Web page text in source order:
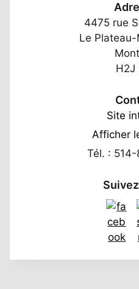
4475 rue
Le
H2J
Site
Afficher
Tél. :